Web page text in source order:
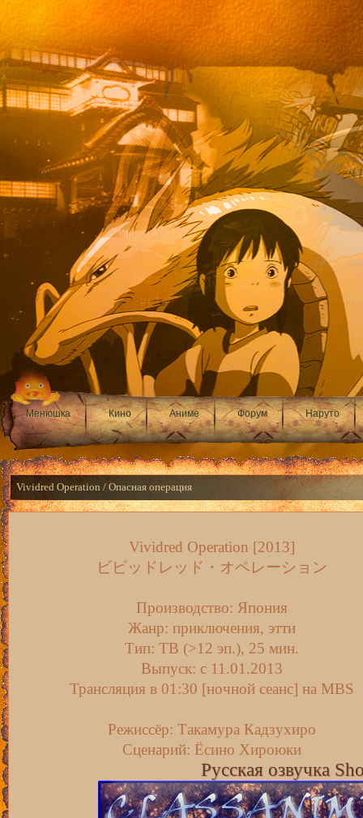
Менюшка Кино Аниме Форум Наруто
Vividred Operation / Опасная операция
Vividred Operation [2013]
ビビッドレッド・オペレーション
Производство: Япония
Жанр: приключения, этти
Тип: ТВ (>12 эп.), 25 мин.
Выпуск: c 11.01.2013
Трансляция в 01:30 [ночной сеанс] на MBS
Режиссёр: Такамура Кадзухиро
Сценарий: Ёсино Хироюки
Русская озвучка